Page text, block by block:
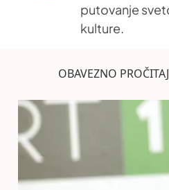
putovanje
kulture.
OBAVEZNO